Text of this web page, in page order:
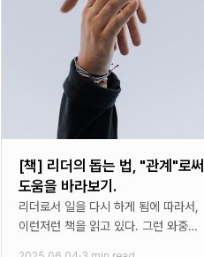
[책] 리더의 돕는 법, "관계"로써
도움을 바라보기.
리더로서 일을 다시 하게 됨에 따라서,
이런저런 책을 읽고 있다. 그런 와중에